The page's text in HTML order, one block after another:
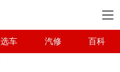
选车 汽修 百科